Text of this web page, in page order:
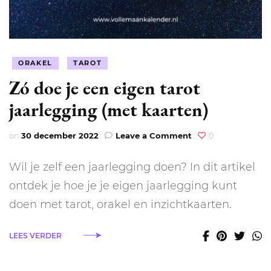
ORAKEL TAROT
Zó doe je een eigen tarot
jaarlegging (met kaarten)
on 30 december 2022 Leave a Comment on
je
een
tarot
(met
kaarten)
0
Wil je zelf een jaarlegging doen? In dit artikel
ontdek je hoe je je eigen jaarlegging kunt
doen met tarot, orakel en inzichtkaarten.
LEES VERDER